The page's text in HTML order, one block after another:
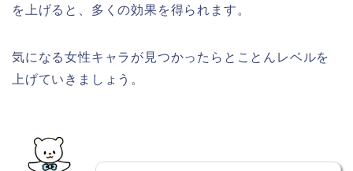
を上げると、多くの効果を得られます。
気になる女性キャラが見つかったらとことんレベルを
上げていきましょう。